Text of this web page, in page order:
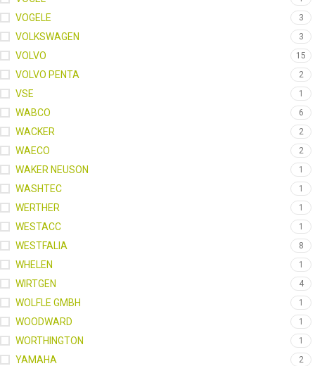
VOGELE 3
VOLKSWAGEN 3
VOLVO 15
VOLVO PENTA 2
VSE 1
WABCO 6
WACKER 2
WAECO 2
WAKER NEUSON 1
WASHTEC 1
WERTHER 1
WESTACC 1
WESTFALIA 8
WHELEN 1
WIRTGEN 4
WOLFLE GMBH 1
WOODWARD 1
WORTHINGTON 1
YAMAHA 2